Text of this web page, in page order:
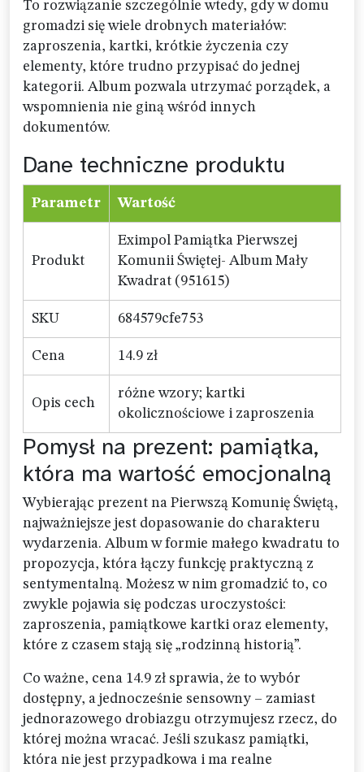
To rozwiązanie szczególnie wtedy, gdy w domu
gromadzi się wiele drobnych materiałów:
zaproszenia, kartki, krótkie życzenia czy
elementy, które trudno przypisać do jednej
kategorii. Album pozwala utrzymać porządek, a
wspomnienia nie giną wśród innych
dokumentów.
Dane techniczne produktu
Parametr Wartość
Produkt
Eximpol Pamiątka Pierwszej
Komunii Świętej- Album Mały
Kwadrat (951615)
SKU 684579cfe753
Cena 14.9 zł
Opis cech
różne wzory; kartki
okolicznościowe i zaproszenia
Pomysł na prezent: pamiątka,
która ma wartość emocjonalną
Wybierając prezent na Pierwszą Komunię Świętą,
najważniejsze jest dopasowanie do charakteru
wydarzenia. Album w formie małego kwadratu to
propozycja, która łączy funkcję praktyczną z
sentymentalną. Możesz w nim gromadzić to, co
zwykle pojawia się podczas uroczystości:
zaproszenia, pamiątkowe kartki oraz elementy,
które z czasem stają się „rodzinną historią”.
Co ważne, cena 14.9 zł sprawia, że to wybór
dostępny, a jednocześnie sensowny – zamiast
jednorazowego drobiazgu otrzymujesz rzecz, do
której można wracać. Jeśli szukasz pamiątki,
która nie jest przypadkowa i ma realne